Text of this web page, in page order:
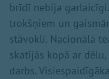
brīdī nebija
trokšņiem un
stāvoklī. Nacionālā
skatījās kopā ar
darbs.